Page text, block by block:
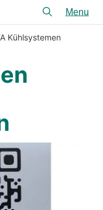
menu
Kühlsystemen